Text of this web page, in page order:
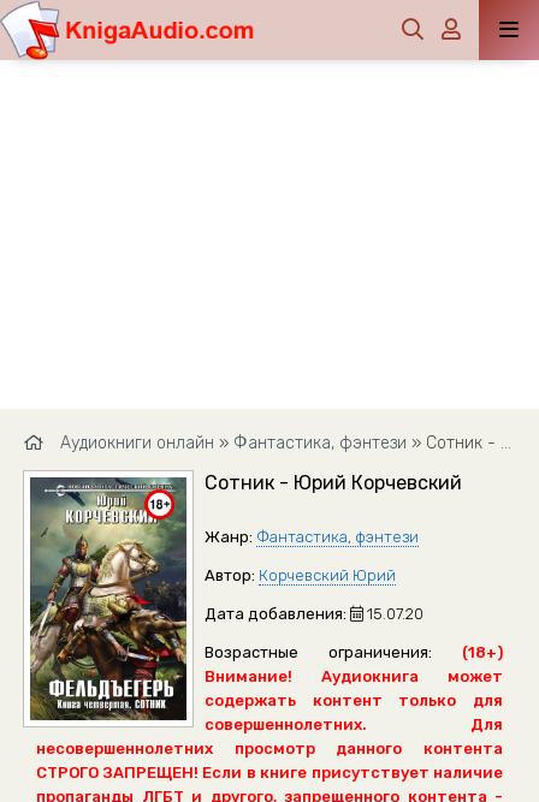
Аудиокниги онлайн » Фантастика, фэнтези » Сотник - Юрий Корчевский
Сотник - Юрий Корчевский
Жанр: Фантастика, фэнтези
Автор: Корчевский Юрий
Дата добавления: 15.07.20
Возрастные ограничения:
(18+)
Внимание! Аудиокнига может
содержать контент только для
совершеннолетних. Для
несовершеннолетних просмотр данного контента
СТРОГО ЗАПРЕЩЕН! Если в книге присутствует наличие
пропаганды ЛГБТ и другого, запрещенного контента -